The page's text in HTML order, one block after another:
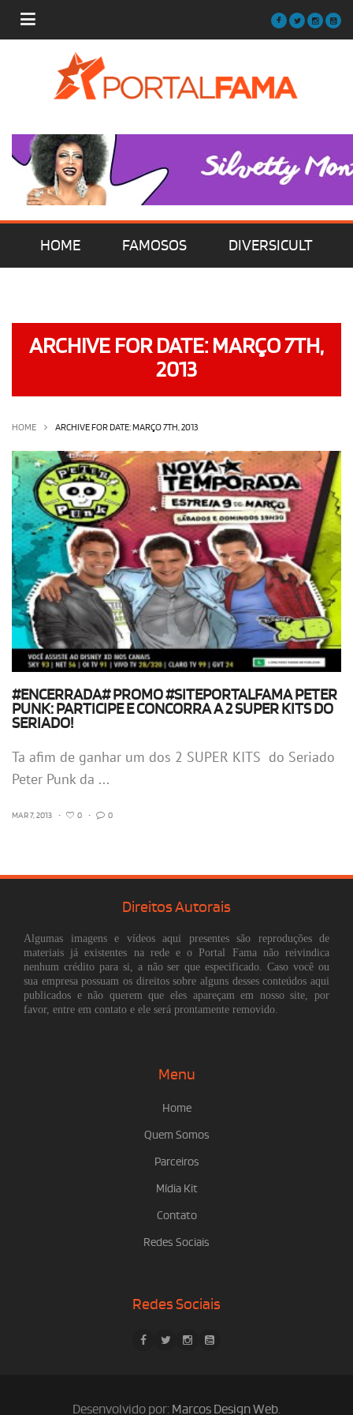
HOME FAMOSOS DIVERSICULT
ARCHIVE FOR DATE: MARÇO 7TH,
2013
HOME ARCHIVE FOR DATE: MARÇO 7TH, 2013
#ENCERRADA# PROMO #SITEPORTALFAMA PETER
PUNK: PARTICIPE E CONCORRA A 2 SUPER KITS DO
SERIADO!
Ta afim de ganhar um dos 2 SUPER KITS do Seriado
Peter Punk da ...
MAR 7, 2013 • 0 • 0
Direitos Autorais
Algumas imagens e vídeos aqui presentes são reproduções de
materiais já existentes na rede e o Portal Fama não reivindica
nenhum crédito para si, a não ser que especificado. Caso você ou
sua empresa possuam os direitos sobre alguns desses conteúdos aqui
publicados e não querem que eles apareçam em nosso site, por
favor, entre em contato e ele será prontamente removido.
Menu
Home
Quem Somos
Parceiros
Mídia Kit
Contato
Redes Sociais
Redes Sociais
Desenvolvido por: Marcos Design Web.